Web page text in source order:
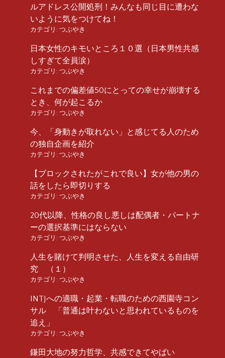
ルアドレス公開処刑！みんなも同じ目に遭わな
いように気をつけてね！
カテゴリ: つぶやき
日本女性のキモいところ１０選（日本男性共感
しすぎて全員涙）
カテゴリ: つぶやき
これまでの偏差値50にとっての幸せが崩壊する
とき、何が起こるか
カテゴリ: つぶやき
今、「身動きが取れない」と感じてる人のため
の独自企画を紹介
カテゴリ: つぶやき
【ブロックされたがこれで良い】女が他の男の
話をしたら即切りする
カテゴリ: つぶやき
20代以降、性格の良し悪しは配偶者・パートナ
ーの選択基準にはならない
カテゴリ: つぶやき
人生を賭けて判明させた、人生を変える自由研
究 （１）
カテゴリ: つぶやき
INTJへの適職・起業・転職のための西園寺コン
サル 「普通は叶わないと思われているものを
追え」
カテゴリ: つぶやき
鎌田大地の努力哲学、共感できてやばい